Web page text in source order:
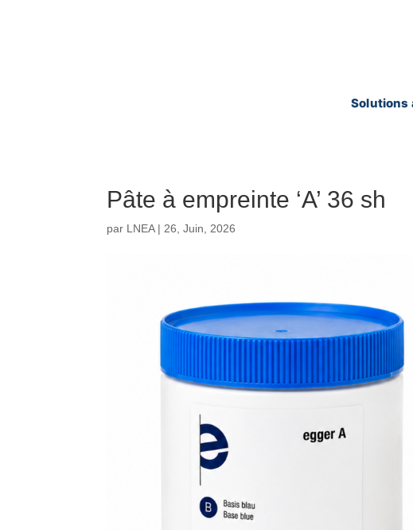
Solutions
Pâte à empreinte ‘A’ 36 sh
par LNEA| 26, Juin, 2026